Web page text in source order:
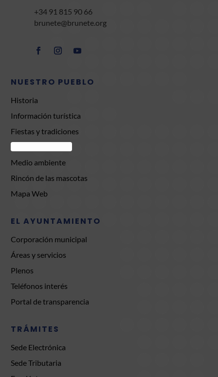
+34 91 815 90 66
brunete@brunete.org
NUESTRO PUEBLO
Historia
Información turística
Fiestas y tradiciones
Comercio Brunete
Medio ambiente
Rincón de las mascotas
Mapa Web
EL AYUNTAMIENTO
Corporación municipal
Áreas y servicios
Plenos
Teléfonos interés
Portal de transparencia
TRÁMITES
Sede Electrónica
Sede Tributaria